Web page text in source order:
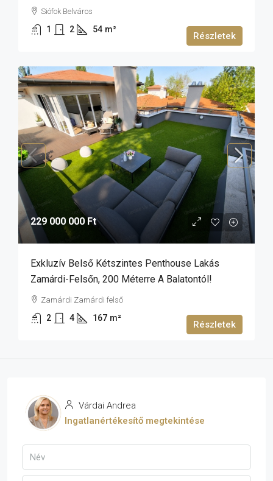
Siófok Belváros
1 2 54 m²
Részletek
229 000 000 Ft
Exkluzív Belső Kétszintes Penthouse Lakás
Zamárdi-Felsőn, 200 Méterre A Balatontól!
Zamárdi Zamárdi felső
2 4 167 m²
Részletek
Várdai Andrea
Ingatlanértékesítő megtekintése